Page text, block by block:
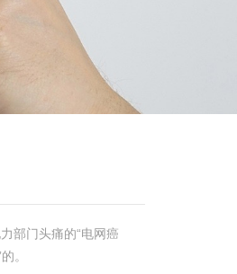
部门头痛的“电网癌
。